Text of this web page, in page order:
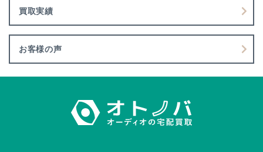
買取実績
お客様の声